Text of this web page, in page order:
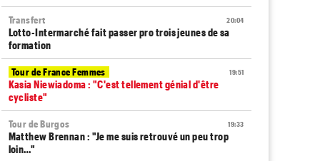
20:04
Transfert
Lotto-Intermarché fait passer pro trois jeunes de sa
formation
19:51
Tour de France Femmes
Kasia Niewiadoma : "C'est tellement génial d'être
cycliste"
19:33
Tour de Burgos
Matthew Brennan : "Je me suis retrouvé un peu trop
loin…"